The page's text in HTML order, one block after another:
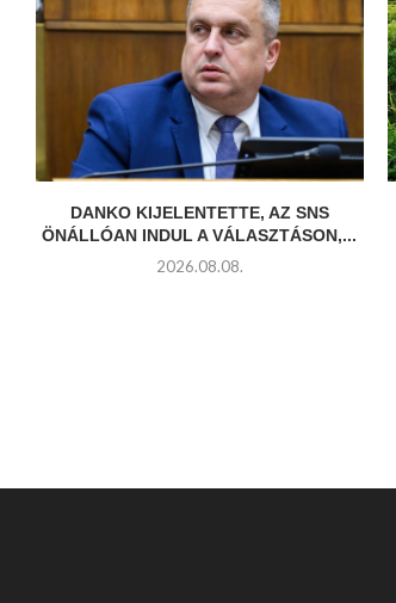
DANKO KIJELENTETTE, AZ SNS
ÖNÁLLÓAN INDUL A VÁLASZTÁSON,...
2026.08.08.